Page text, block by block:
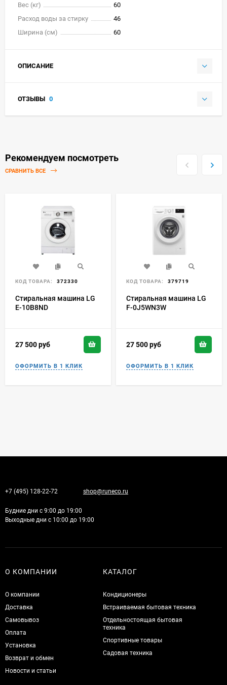
Вес (кг)
60
Расход воды за стирку
46
Ширина (см)
60
ОПИСАНИЕ
ОТЗЫВЫ 0
Рекомендуем посмотреть
СРАВНИТЬ ВСЕ
КОД ТОВАРА: 372330
Стиральная машина LG
E-10B8ND
27 500руб
КОД ТОВАРА: 379719
Стиральная машина LG
F-0J5WN3W
27 500руб
+7 (495) 128-22-72 shop@runeco.ru
Будние дни с 9:00 до 19:00
Выходные дни с 10:00 до 19:00
О КОМПАНИИ
О компании
Доставка
Самовывоз
Оплата
Установка
Возврат и обмен
Новости и статьи
КАТАЛОГ
Кондиционеры
Встраиваемая бытовая техника
Отдельностоящая бытовая
техника
Спортивные товары
Садовая техника